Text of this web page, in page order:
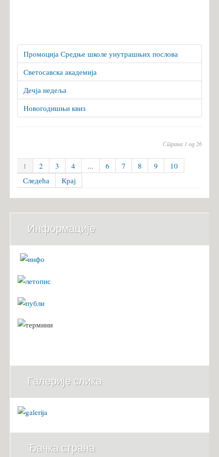
Промоција Средње школе унутрашњих послова
Светосавска академија
Дечја недеља
Новогодишњи квиз
Страна 1 од 26
1 2 3 4 ... 6 7 8 9
10
Следећа
Крај
Информације
Галерије слика
Ђачка страна